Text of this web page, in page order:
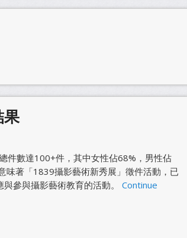
果
件數達100+件，其中女性佔68%，男性佔
味著「1839攝影藝術新秀展」徵件活動，已
參與攝影藝術教育的活動。 Continue